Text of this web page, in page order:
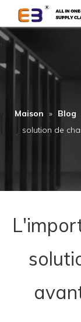
Maison » Blog
solution de